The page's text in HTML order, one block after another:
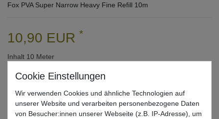
Fox PVA Super Narrow Heavy Fine Refill 10m
10,90 EUR *
Inhalt 10 Meter
Versandkosten
Lieferzeit 1-3 Tage (Deutschland); 3-7 Tage (Ausland)
Informationen zur Berechnung des Liefertermins hier
Wir verwenden Cookies und ähnliche Technologien auf
unserer Website und verarbeiten personenbezogene Daten
von Besucher:innen unserer Webseite (z.B. IP-Adresse), um